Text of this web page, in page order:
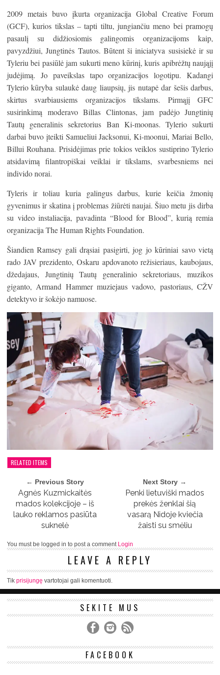
2009 metais buvo įkurta organizacija Global Creative Forum
(GCF), kurios tikslas – tapti tiltu, jungiančiu meno bei pramogų
pasaulį su didžiosiomis galingomis organizacijoms kaip,
pavyzdžiui, Jungtinės Tautos. Būtent ši iniciatyva susisiekė ir su
Tyleriu bei pasiūlė jam sukurti meno kūrinį, kuris apibrėžtų naująjį
judėjimą. Jo paveikslas tapo organizacijos logotipu. Kadangi
Tylerio kūryba sulaukė daug liaupsių, jis nutapė dar šešis darbus,
skirtus svarbiausiems organizacijos tikslams. Pirmąjį GFC
susirinkimą moderavo Billas Clintonas, jam padėjo Jungtinių
Tautų generalinis sekretorius Ban Ki-moonas. Tylerio sukurti
darbai buvo įteikti Samueliui Jacksonui, Ki-moonui, Mariai Bello,
Billui Rouhana. Prisidėjimas prie tokios veiklos sustiprino Tylerio
atsidavimą filantropiškai veiklai ir tikslams, svarbesniems nei
individo norai.
Tyleris ir toliau kuria galingus darbus, kurie keičia žmonių
gyvenimus ir skatina į problemas žiūrėti naujai. Šiuo metu jis dirba
su video instaliacija, pavadinta “Blood for Blood”, kurią remia
organizacija The Human Rights Foundation.
Šiandien Ramsey gali drąsiai pasigirti, jog jo kūriniai savo vietą
rado JAV prezidento, Oskaru apdovanoto režisieriaus, kaubojaus,
džedajaus, Jungtinių Tautų generalinio sekretoriaus, muzikos
giganto, Armand Hammer muziejaus vadovo, pastoriaus, CŽV
detektyvo ir šokėjo namuose.
RELATED ITEMS
← Previous Story
Agnės Kuzmickaitės
mados kolekcijoje – iš
lauko reklamos pasiūta
suknelė
Next Story →
Penki lietuviški mados
prekės ženklai šią
vasarą Nidoje kviečia
žaisti su smėliu
You must be logged in to post a comment Login
LEAVE A REPLY
Tik prisijungę vartotojai gali komentuoti.
SEKITE MUS
FACEBOOK